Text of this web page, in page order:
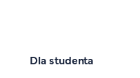
Dla studenta